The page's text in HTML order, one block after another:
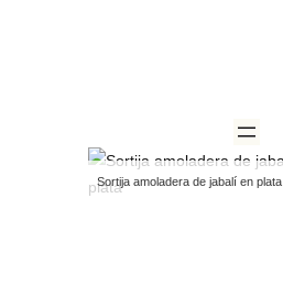
Sortija amoladera de jabalí en plata